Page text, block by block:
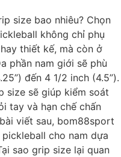
size bao nhiêu? Chọn
không chỉ phụ
thiết kế, mà còn ở
phần nam giới sẽ phù
đến 4 1/2 inch (4.5”).
size sẽ giúp kiểm soát
tay và hạn chế chấn
viết sau, bom88sport
cho nam dựa
sao grip size lại quan